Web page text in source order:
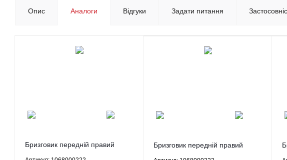
Опис Аналоги Відгуки Задати питання
Бризговик передній правий
Бризговик передній правий